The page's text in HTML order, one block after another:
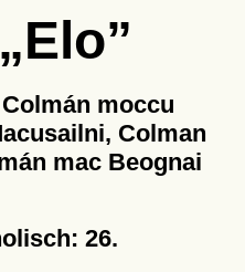
Elo
moccu
Colman
mac Beognai
26.